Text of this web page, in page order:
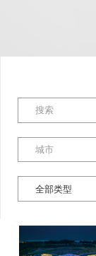
全部类型